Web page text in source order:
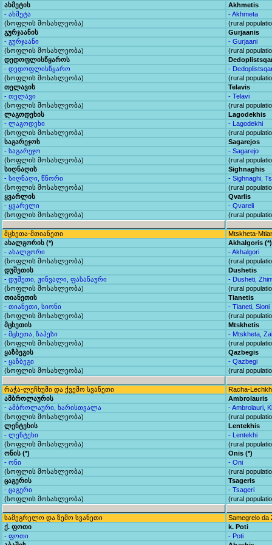
ახმეტის
Akhmetis
- ახმეტა
- Akhmeta
(სოფლის მოსახლეობა)
(rural
გურჯაანის
Gurjaanis
- გურჯაანი
- Gurjaani
(სოფლის მოსახლეობა)
(rural
დედოფლისწყაროს
- დედოფლისწყარო
-
(სოფლის მოსახლეობა)
(rural
თელავის
Telavis
- თელავი
- Telavi
(სოფლის მოსახლეობა)
(rural
ლაგოდეხის
Lagodekhis
- ლაგოდეხი
- Lagodekhi
(სოფლის მოსახლეობა)
(rural
საგარეჯოს
Sagarejos
- საგარეჯო
- Sagarejo
(სოფლის მოსახლეობა)
(rural
სიღნაღის
Sighnaghis
- სიღნაღი, წნორი
- Sighnaghi,
(სოფლის მოსახლეობა)
(rural
ყვარლის
Qvarlis
- ყვარელი
- Qvareli
(სოფლის მოსახლეობა)
(rural
მცხეთა-მთიანეთი
Mtskheta-
ახალგორის (*)
Akhalgoris (*)
- ახალგორი
- Akhalgori
(სოფლის მოსახლეობა)
(rural
დუშეთის
Dushetis
- დუშეთი, ჟინვალი, ფასანაური
- Dusheti,
(სოფლის მოსახლეობა)
(rural
თიანეთის
Tianetis
- თიანეთი, სიონი
- Tianeti, Sioni
(სოფლის მოსახლეობა)
(rural
მცხეთის
Mtskhetis
- მცხეთა, ზაჰესი
- Mtskheta,
(სოფლის მოსახლეობა)
(rural
ყაზბეგის
Qazbegis
- ყაზბეგი
- Qazbegi
(სოფლის მოსახლეობა)
(rural
რაჭა-ლეჩხუმი და ქვემო სვანეთი
Racha-
ამბროლაურის
Ambrolauris
- ამბროლაური, ხარისთვალა
- Ambrolauri,
(სოფლის მოსახლეობა)
(rural
ლენტეხის
Lentekhis
- ლენტეხი
- Lentekhi
(სოფლის მოსახლეობა)
(rural
ონის (*)
Onis (*)
- ონი
- Oni
(სოფლის მოსახლეობა)
(rural
ცაგერის
Tsageris
- ცაგერი
- Tsageri
(სოფლის მოსახლეობა)
(rural
სამეგრელო და ზემო სვანეთი
Samegrelo da
ქ. ფოთი
k. Poti
- ფოთი
- Poti